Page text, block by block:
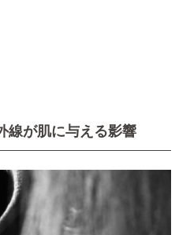
線が肌に与える影響